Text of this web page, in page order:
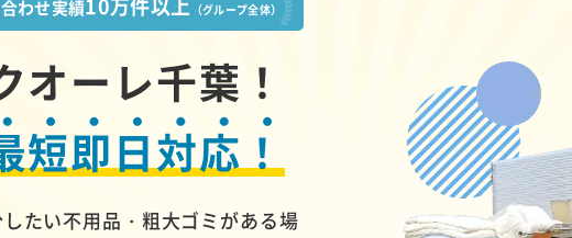
わせ実績 （グループ全体）
オーレ千葉！
短即日対応！
たい不用品・粗大ゴミがある場